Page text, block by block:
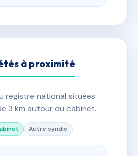
à proximité
registre national situées
3 km autour du cabinet.
Autre syndic